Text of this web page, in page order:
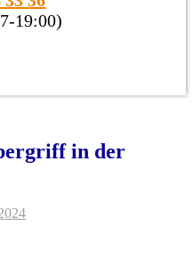
19:00)
in der